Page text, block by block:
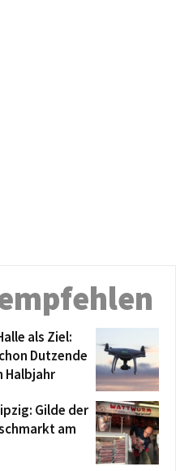
als Ziel:
Dutzende
Halbjahr
Gilde der
am